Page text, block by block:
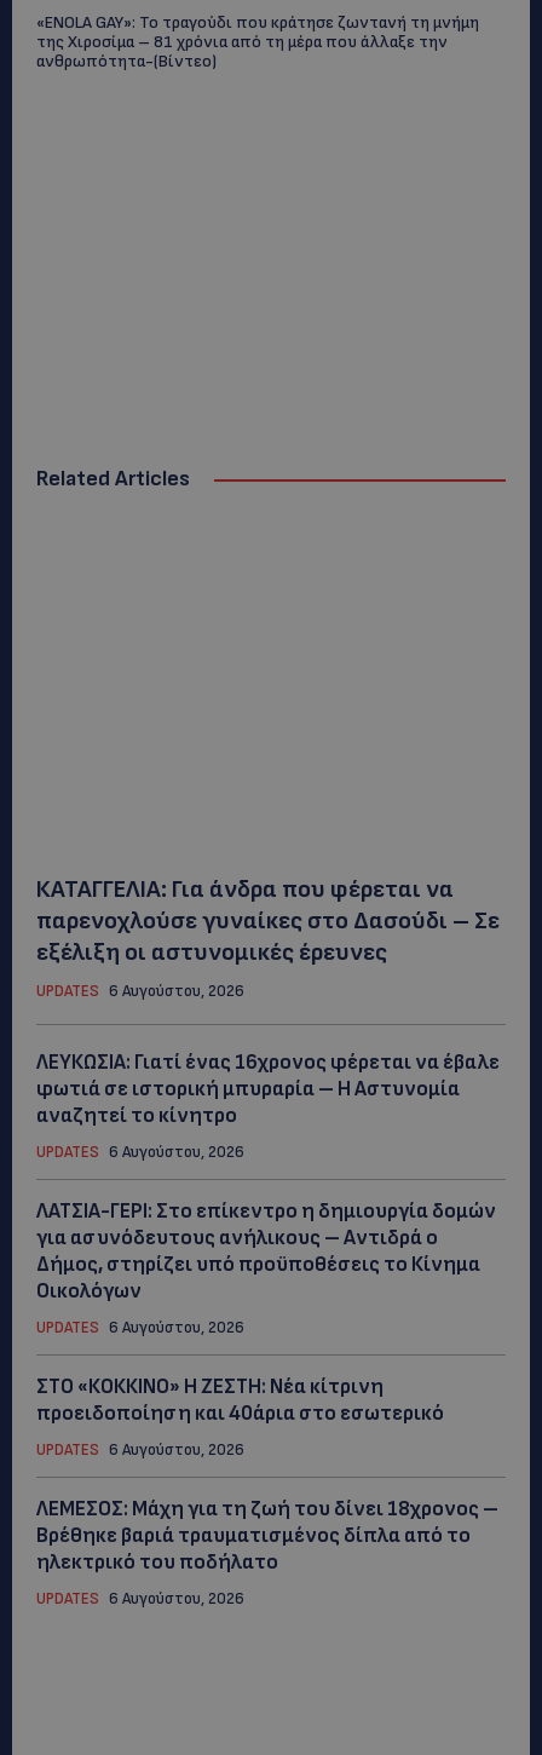
«ENOLA GAY»: Το τραγούδι που κράτησε ζωντανή τη μνήμη
της Χιροσίμα – 81 χρόνια από τη μέρα που άλλαξε την
ανθρωπότητα-(Bίντεο)
Related Articles
ΚΑΤΑΓΓΕΛΙΑ: Για άνδρα που φέρεται να
παρενοχλούσε γυναίκες στο Δασούδι – Σε
εξέλιξη οι αστυνομικές έρευνες
UPDATES 6 Αυγούστου, 2026
ΛΕΥΚΩΣΙΑ: Γιατί ένας 16χρονος φέρεται να έβαλε
φωτιά σε ιστορική μπυραρία – Η Αστυνομία
αναζητεί το κίνητρο
UPDATES 6 Αυγούστου, 2026
ΛΑΤΣΙΑ-ΓΕΡΙ: Στο επίκεντρο η δημιουργία δομών
για ασυνόδευτους ανήλικους – Αντιδρά ο
Δήμος, στηρίζει υπό προϋποθέσεις το Κίνημα
Οικολόγων
UPDATES 6 Αυγούστου, 2026
ΣΤΟ «ΚΟΚΚΙΝΟ» Η ΖΕΣΤΗ: Νέα κίτρινη
προειδοποίηση και 40άρια στο εσωτερικό
UPDATES 6 Αυγούστου, 2026
ΛΕΜΕΣΟΣ: Μάχη για τη ζωή του δίνει 18χρονος –
Βρέθηκε βαριά τραυματισμένος δίπλα από το
ηλεκτρικό του ποδήλατο
UPDATES 6 Αυγούστου, 2026